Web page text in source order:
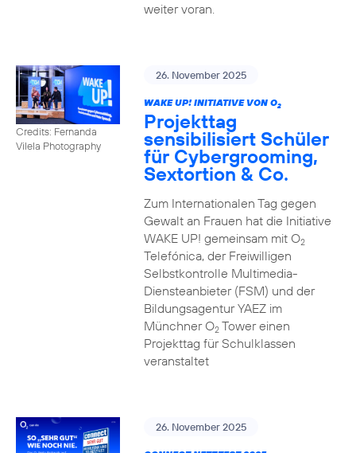
weiter voran.
Credits: Fernanda
Vilela Photography
26. November 2025
WAKE UP! INITIATIVE VON O2
Projekttag
sensibilisiert Schüler
für Cybergrooming,
Sextortion & Co.
Zum Internationalen Tag gegen
Gewalt an Frauen hat die Initiative
WAKE UP! gemeinsam mit O2
Telefónica, der Freiwilligen
Selbstkontrolle Multimedia-
Diensteanbieter (FSM) und der
Bildungsagentur YAEZ im
Münchner O2Tower einen
Projekttag für Schulklassen
veranstaltet
26. November 2025